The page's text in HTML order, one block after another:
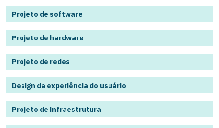
Projeto de software
Projeto de hardware
Projeto de redes
Design da experiência do usuário
Projeto de infraestrutura